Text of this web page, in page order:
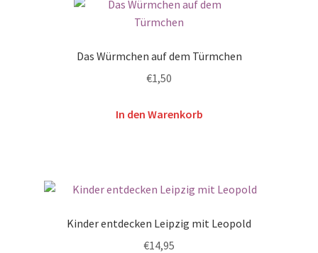
Das Würmchen auf dem Türmchen
€1,50
In den Warenkorb
Kinder entdecken Leipzig mit Leopold
€14,95